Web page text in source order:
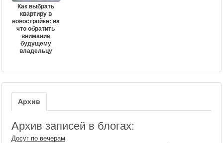
Как выбрать
квартиру в
новостройке: на
что обратить
внимание
будущему
владельцу
Архив
Архив записей в блогах:
Досуг по вечерам